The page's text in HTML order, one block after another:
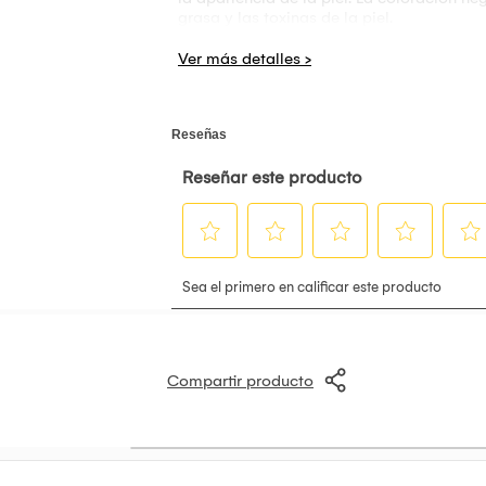
minutos y retírelo del rostro.
Compartir producto